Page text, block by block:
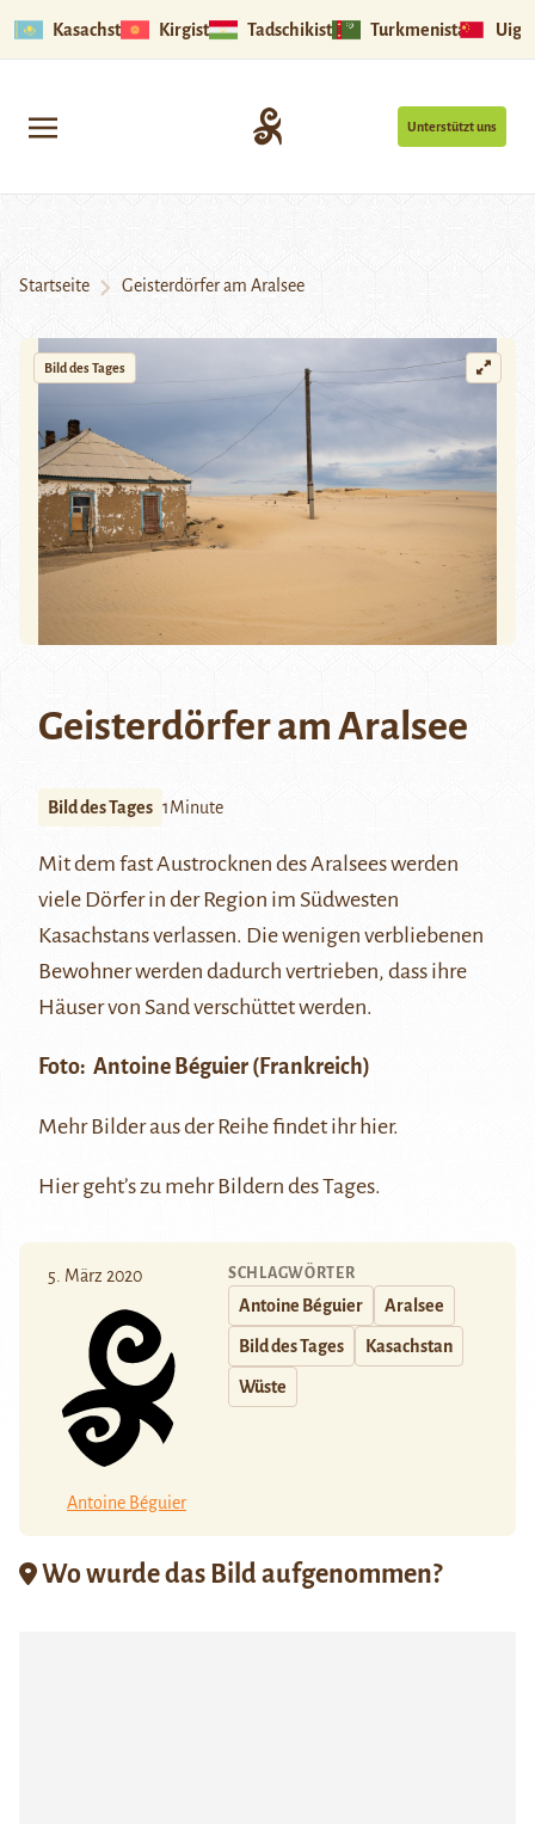
Kasachstan Kirgistan Tadschikistan Turkmenistan
Unterstützt uns
Startseite Geisterdörfer am Aralsee
Bild des Tages
Geisterdörfer am Aralsee
Bild des Tages 1Minute
Mit dem fast Austrocknen desAralseeswerden
viele Dörfer in der Region im Südwesten
Kasachstans verlassen. Die wenigen verbliebenen
Bewohner werden dadurch vertrieben, dass ihre
Häuser von Sand verschüttet werden.
Foto: Antoine Béguier (Frankreich)
Mehr Bilder aus der Reihe findet ihrhier.
Hiergeht’s zu mehr Bildern des Tages.
5. März 2020
Antoine Béguier
SCHLAGWÖRTER
Antoine Béguier Aralsee
Bild des Tages Kasachstan
Wüste
Wo wurde das Bild aufgenommen?